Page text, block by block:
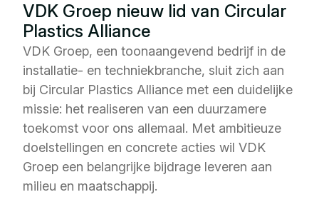
VDK Groep nieuw lid van Circular
Plastics Alliance
VDK Groep, een toonaangevend bedrijf in de
installatie- en techniekbranche, sluit zich aan
bij Circular Plastics Alliance met een duidelijke
missie: het realiseren van een duurzamere
toekomst voor ons allemaal. Met ambitieuze
doelstellingen en concrete acties wil VDK
Groep een belangrijke bijdrage leveren aan
milieu en maatschappij.